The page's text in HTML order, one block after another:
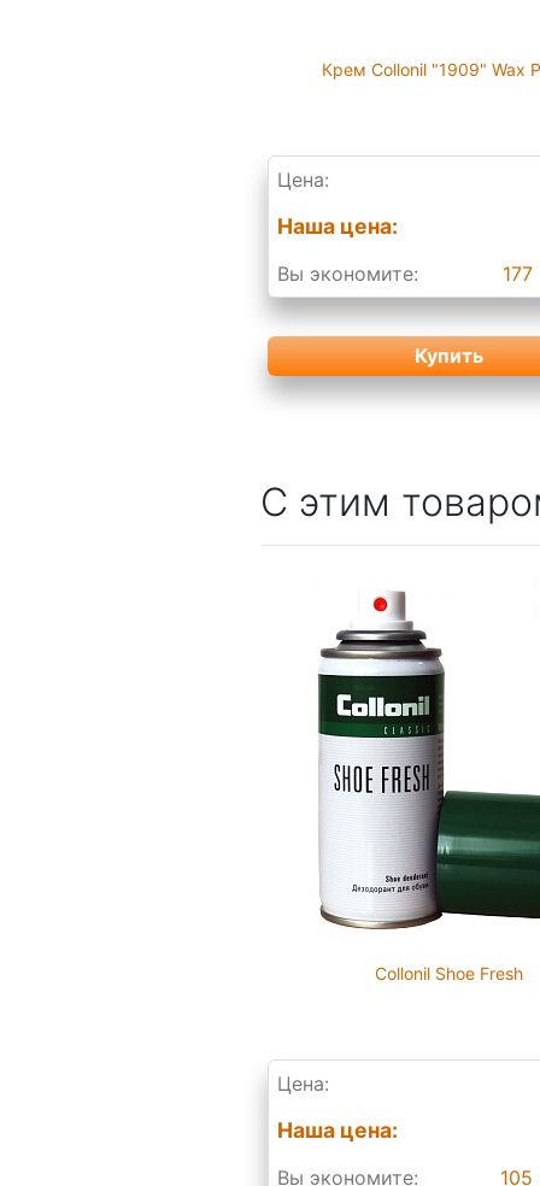
Крем Collonil "1909" Wax
Цена:
Наша цена:
Вы экономите:
Купить
С этим
Collonil Shoe Fresh
Цена:
Наша цена:
Вы экономите: 105